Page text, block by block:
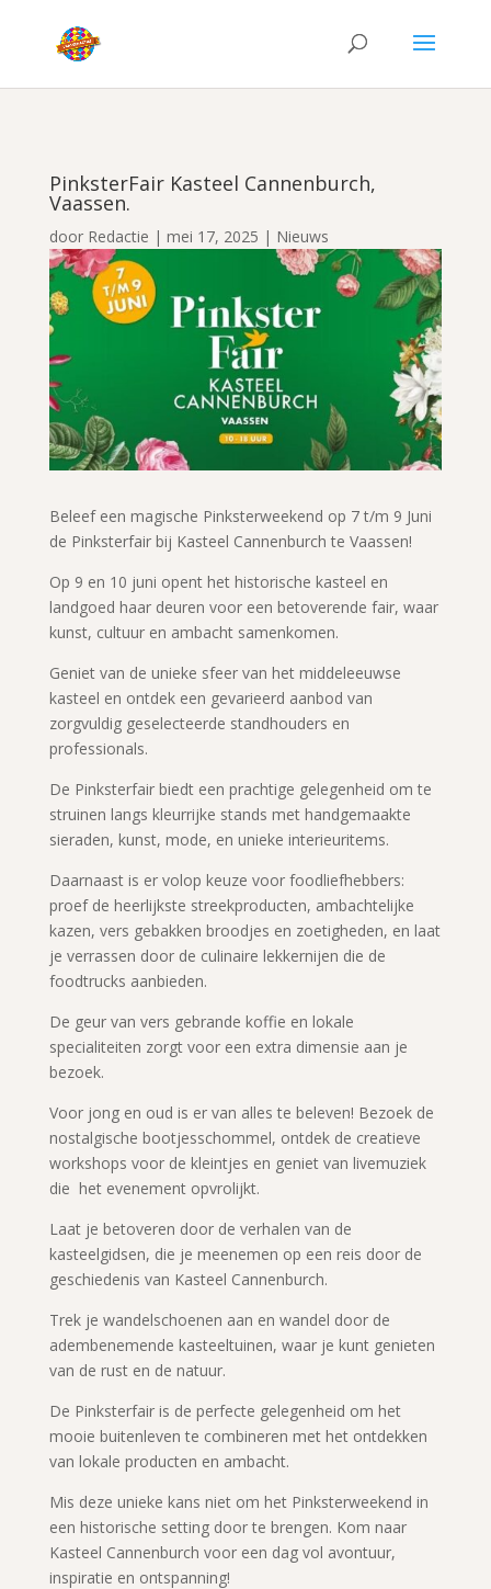
PinksterFair Kasteel Cannenburch,
Vaassen.
door Redactie | mei 17, 2025 | Nieuws
Beleef een magische Pinksterweekend op 7 t/m 9 Juni
de Pinksterfair bij Kasteel Cannenburch te Vaassen!
Op 9 en 10 juni opent het historische kasteel en
landgoed haar deuren voor een betoverende fair, waar
kunst, cultuur en ambacht samenkomen.
Geniet van de unieke sfeer van het middeleeuwse
kasteel en ontdek een gevarieerd aanbod van
zorgvuldig geselecteerde standhouders en
professionals.
De Pinksterfair biedt een prachtige gelegenheid om te
struinen langs kleurrijke stands met handgemaakte
sieraden, kunst, mode, en unieke interieuritems.
Daarnaast is er volop keuze voor foodliefhebbers:
proef de heerlijkste streekproducten, ambachtelijke
kazen, vers gebakken broodjes en zoetigheden, en laat
je verrassen door de culinaire lekkernijen die de
foodtrucks aanbieden.
De geur van vers gebrande koffie en lokale
specialiteiten zorgt voor een extra dimensie aan je
bezoek.
Voor jong en oud is er van alles te beleven! Bezoek de
nostalgische bootjesschommel, ontdek de creatieve
workshops voor de kleintjes en geniet van livemuziek
die het evenement opvrolijkt.
Laat je betoveren door de verhalen van de
kasteelgidsen, die je meenemen op een reis door de
geschiedenis van Kasteel Cannenburch.
Trek je wandelschoenen aan en wandel door de
adembenemende kasteeltuinen, waar je kunt genieten
van de rust en de natuur.
De Pinksterfair is de perfecte gelegenheid om het
mooie buitenleven te combineren met het ontdekken
van lokale producten en ambacht.
Mis deze unieke kans niet om het Pinksterweekend in
een historische setting door te brengen. Kom naar
Kasteel Cannenburch voor een dag vol avontuur,
inspiratie en ontspanning!